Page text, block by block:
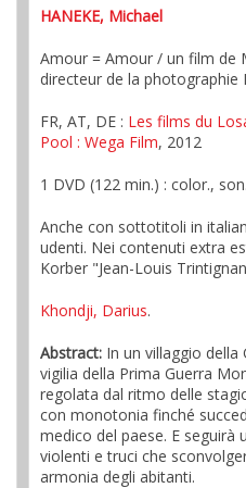
HANEKE, Michael
Amour = Amour / un film de
directeur de la photographie
FR, AT, DE : Les films du
Pool : Wega Film, 2012
1 DVD (122 min.) : color., son.
Anche con sottotitoli in
udenti. Nei contenuti extra
Korber "Jean-Louis
Khondji, Darius.
Abstract: In un villaggio della
vigilia della Prima Guerra
regolata dal ritmo delle
con monotonia finché
medico del paese. E seguirà
violenti e truci che
armonia degli abitanti.